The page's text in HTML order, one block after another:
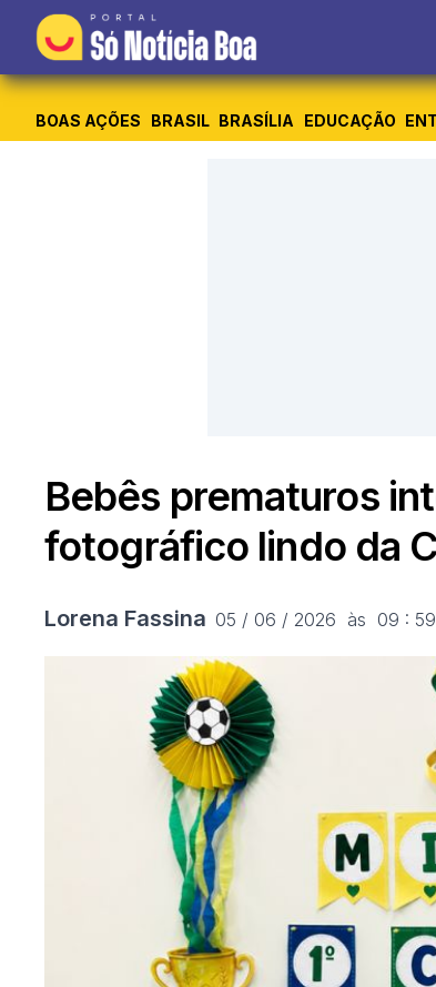
BOAS AÇÕES BRASIL BRASÍLIA EDUCAÇÃO
Bebês prematuros
fotográfico lindo da
Lorena Fassina 05 / 06 / 2026  às  09 : 59